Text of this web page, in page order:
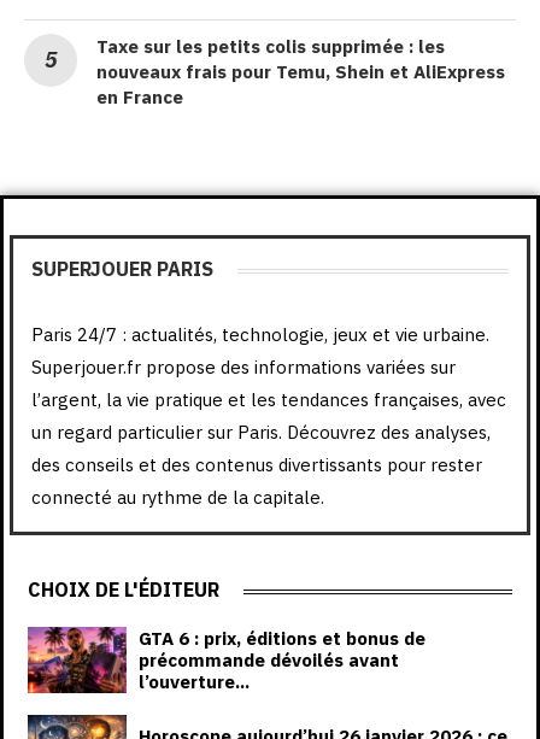
Taxe sur les petits colis supprimée : les
nouveaux frais pour Temu, Shein et AliExpress
en France
SUPERJOUER PARIS
Paris 24/7 : actualités, technologie, jeux et vie urbaine.
Superjouer.fr propose des informations variées sur
l’argent, la vie pratique et les tendances françaises, avec
un regard particulier sur Paris. Découvrez des analyses,
des conseils et des contenus divertissants pour rester
connecté au rythme de la capitale.
CHOIX DE L'ÉDITEUR
GTA 6 : prix, éditions et bonus de
précommande dévoilés avant
l’ouverture...